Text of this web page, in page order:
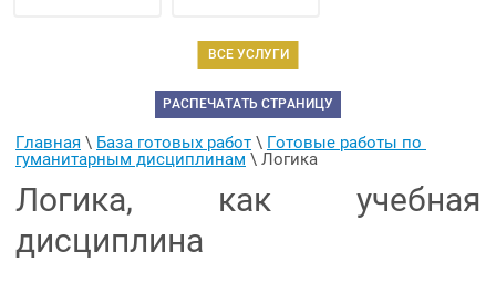
ВСЕ УСЛУГИ
РАСПЕЧАТАТЬ СТРАНИЦУ
Главная \ База готовых работ \ Готовые работы по
гуманитарным дисциплинам \ Логика
Логика, как учебная
дисциплина